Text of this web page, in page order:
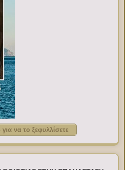
να το ξεφυλλίσετε